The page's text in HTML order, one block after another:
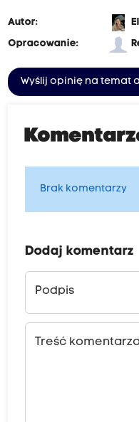
Autor:
Opracowanie:
Wyślij opinię na temat
Brak komentarzy
Dodaj komentarz
Podpis
Treść